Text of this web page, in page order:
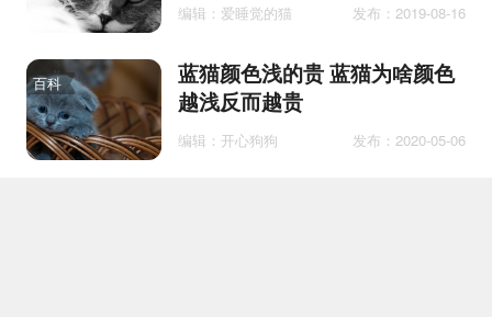
编辑：爱睡觉的猫 发布：2019-08-16
百科
蓝猫颜色浅的贵 蓝猫为啥颜色
越浅反而越贵
编辑：开心狗狗 发布：2020-05-06